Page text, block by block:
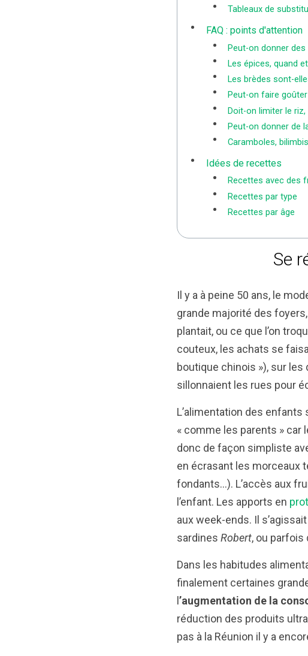
Tableaux de
FAQ : points d'attention
Peut-on donner
Les épices, quand
Les brèdes sont-
Peut-on faire
Doit-on limiter le
Peut-on donner de
Caramboles,
Idées de recettes
Recettes avec des
Recettes par type
Recettes par âge
Se
Il y a à peine 50 ans, le
grande majorité des
plantait, ou ce que l’on
couteux, les achats se
boutique chinois »), sur
sillonnaient les rues pour
L’alimentation des
« comme les parents » car
donc de façon simpliste
en écrasant les morceaux
fondants…). L’accès aux
l’enfant. Les apports en
aux week-ends. Il
sardines Robert, ou
Dans les habitudes
finalement certaines
’augmentation de la
réduction des produits
pas à la Réunion il y a